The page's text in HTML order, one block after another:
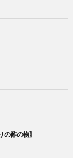
酢の物〗